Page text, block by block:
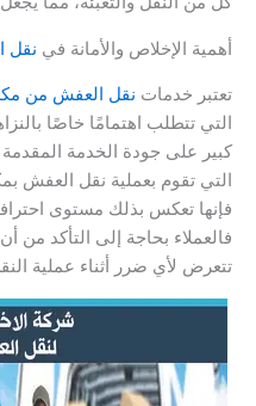
أهمية الإخلاص والأمانة في نقل
تعتبر خدمات نقل العفش من
التي تتطلب اهتمامًا خاصًا
كبير على جودة الخدمة
التي تقوم بعملية نقل العفش
فإنها تعكس بذلك مستوى
فالعملاء بحاجة إلى التأكد من
تتعرض لأي ضرر أثناء عملية